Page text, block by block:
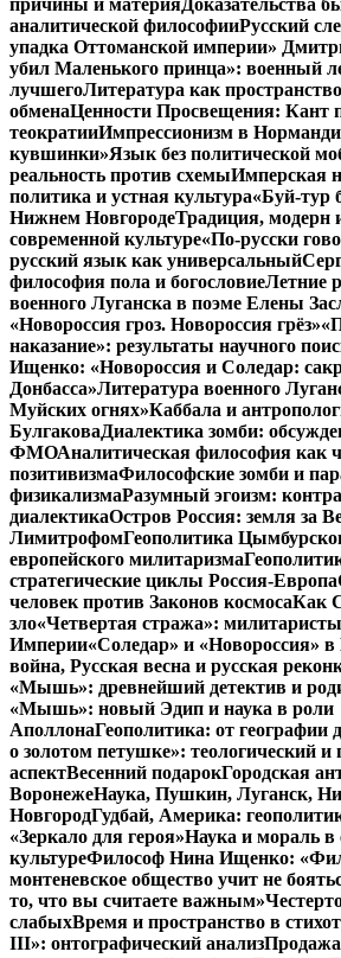
причины и материяДоказательства
аналитической философииРусский
упадка Оттоманской империи»
убил Маленького принца»: военный
лучшегоЛитература как
обменаЦенности Просвещения: Кант
теократииИмпрессионизм в
кувшинки»Язык без политической
реальность против схемыИмперская
политика и устная культура«Буй-тур
Нижнем НовгородеТрадиция, модерн
современной культуре«По-русски
русский язык как универсальный
философия пола и богословиеЛетние
военного Луганска в поэме Елены
«Новороссия гроз. Новороссия грёз»
наказание»: результаты научного
Ищенко: «Новороссия и Соледар:
Донбасса»Литература военного
Муйских огнях»Каббала и
БулгаковаДиалектика зомби:
ФМОАналитическая философия как
позитивизмаФилософские зомби и
физикализмаРазумный эгоизм:
диалектикаОстров Россия: земля за
ЛимитрофомГеополитика
европейского милитаризма
стратегические циклы Россия-Европа
человек против Законов космосаКак
зло«Четвертая стража»:
Империи«Соледар» и «Новороссия» в
война, Русская весна и русская
«Мышь»: древнейший детектив и
«Мышь»: новый Эдип и наука в роли
АполлонаГеополитика: от географии
о золотом петушке»: теологический и
аспектВесенний подарокГородская
ВоронежеНаука, Пушкин, Луганск,
НовгородГудбай, Америка:
«Зеркало для героя»Наука и мораль в
культуреФилософ Нина Ищенко:
монтеневское общество учит не
то, что вы считаете важным»
слабыхВремя и пространство в
III»: онтографический анализ